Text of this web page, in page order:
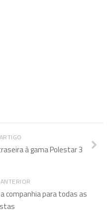
à gama Polestar 3
companhia para todas as